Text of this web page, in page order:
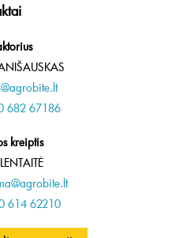
682 67186
kreiptis
614 62210